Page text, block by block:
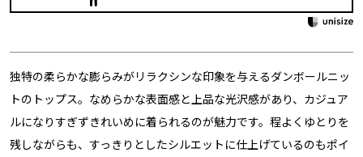
独特の柔らかな膨らみがリラクシンな印象を与えるダンボールニッ
トのトップス。なめらかな表面感と上品な光沢感があり、カジュア
ルになりすぎずきれいめに着られるのが魅力です。程よくゆとりを
残しながらも、すっきりとしたシルエットに仕上げているのもポイ